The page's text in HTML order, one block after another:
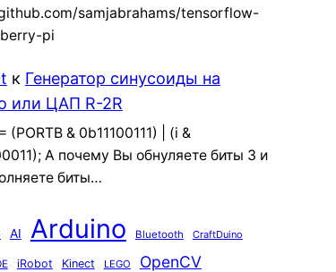
samjabrahams/tensorflow-
pi
к Генератор синусоиды на
или ЦАП R-2R
(PORTB & 0b11100111) | (i &
А почему Вы обнуляете биты 3 и
биты…
AI Arduino Bluetooth CraftDuino
iRobot Kinect LEGO OpenCV